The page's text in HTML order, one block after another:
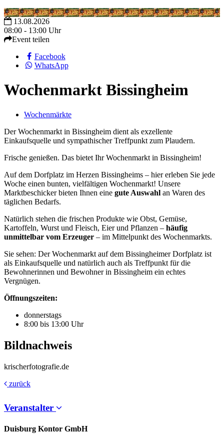
13.08.2026
08:00 - 13:00 Uhr
Event teilen
Facebook
WhatsApp
Wochenmarkt Bissingheim
Wochenmärkte
Der Wochenmarkt in Bissingheim dient als exzellente
Einkaufsquelle und sympathischer Treffpunkt zum Plaudern.
Frische genießen. Das bietet Ihr Wochenmarkt in Bissingheim!
Auf dem Dorfplatz im Herzen Bissingheims – hier erleben Sie jede
Woche einen bunten, vielfältigen Wochenmarkt! Unsere
Marktbeschicker bieten Ihnen eine gute Auswahl an Waren des
täglichen Bedarfs.
Natürlich stehen die frischen Produkte wie Obst, Gemüse,
Kartoffeln, Wurst und Fleisch, Eier und Pflanzen – häufig
unmittelbar vom Erzeuger – im Mittelpunkt des Wochenmarkts.
Sie sehen: Der Wochenmarkt auf dem Bissingheimer Dorfplatz ist
als Einkaufsquelle und natürlich auch als Treffpunkt für die
Bewohnerinnen und Bewohner in Bissingheim ein echtes
Vergnügen.
Öffnungszeiten:
donnerstags
8:00 bis 13:00 Uhr
Bildnachweis
krischerfotografie.de
zurück
Veranstalter
Duisburg Kontor GmbH